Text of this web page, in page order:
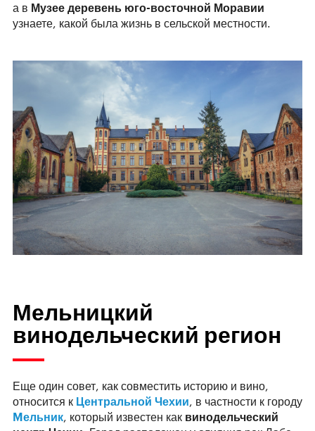
а в Музее деревень юго-восточной Моравии
узнаете, какой была жизнь в сельской местности.
Мельницкий
винодельческий регион
Еще один совет, как совместить историю и вино,
относится к Центральной Чехии , в частности к городу
Mельник , который известен как винодельческий